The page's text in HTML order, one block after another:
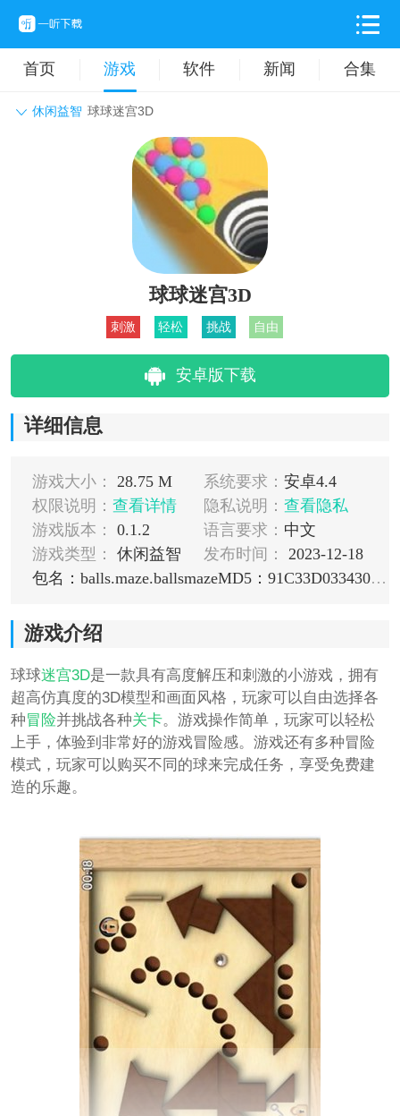
首页 游戏 软件 新闻 合集
休闲益智 球球迷宫3D
动作格斗 休闲益智
卡牌对战 音乐舞蹈
挂机养成
球球迷宫3D
刺激 轻松 挑战 自由
安卓版下载
详细信息
游戏大小： 28.75 M 系统要求： 安卓4.4
权限说明： 查看详情 隐私说明： 查看隐私
游戏版本：
0.1.2 语言要求： 中文
游戏类型：
休闲益智 发布时间：
2023-12-18
包名：balls.maze.ballsmaze
MD5：91C33D033430D6B34A2670CE4F0911B2
游戏介绍
球球迷宫3D是一款具有高度解压和刺激的小游戏，拥有
超高仿真度的3D模型和画面风格，玩家可以自由选择各
种冒险并挑战各种关卡。游戏操作简单，玩家可以轻松
上手，体验到非常好的游戏冒险感。游戏还有多种冒险
模式，玩家可以购买不同的球来完成任务，享受免费建
造的乐趣。